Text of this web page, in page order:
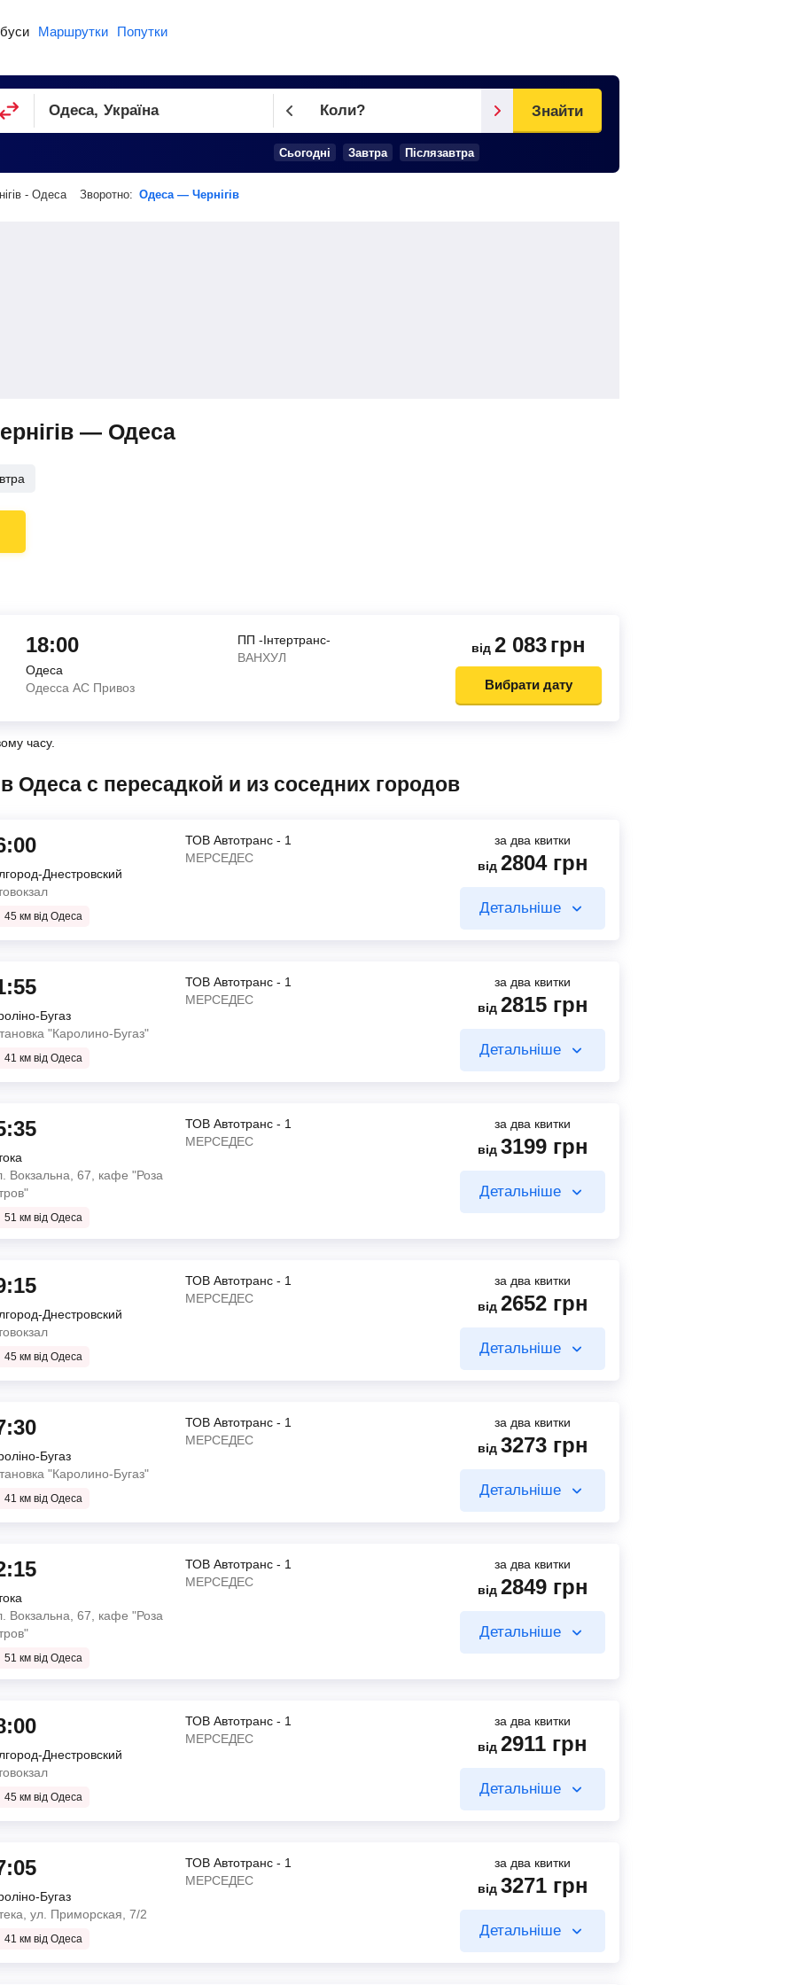
Маршрутки Попутки
Коли?
Cьогодні Завтра Післязавтра
Знайти
- Одеса Зворотно: Одеса — Чернігів
— Одеса
18:00
Одеса
Одесса АС Привоз
ПП -Інтертранс-
ВАНХУЛ
від 2 083грн
Вибрати дату
часу.
в Одеса с пересадкой и из соседних городов
Днестровский
45 км від Одеса
ТОВ Автотранс - 1
МЕРСЕДЕС
за два квитки
від 2804 грн
Детальніше
проспект Науки, 1/2,
Бугаз
"Каролино-Бугаз"
41 км від Одеса
ТОВ Автотранс - 1
МЕРСЕДЕС
за два квитки
від 2815 грн
Детальніше
МЕРСЕДЕС
проспект Науки, 1/2,
від1931 грн
Вокзальна, 67, кафе "Роза
51 км від Одеса
ТОВ Автотранс - 1
МЕРСЕДЕС
за два квитки
від 3199 грн
Детальніше
Днестровский
45 км від Одеса
ТОВ Автотранс - 1
МЕРСЕДЕС
за два квитки
від 2652 грн
Детальніше
проспект Науки, 1/2,
Бугаз
"Каролино-Бугаз"
41 км від Одеса
ТОВ Автотранс - 1
МЕРСЕДЕС
за два квитки
від 3273 грн
Детальніше
МЕРСЕДЕС
Симона Петлюри, 32,
від2355 грн
Вокзальна, 67, кафе "Роза
51 км від Одеса
ТОВ Автотранс - 1
МЕРСЕДЕС
за два квитки
від 2849 грн
Детальніше
Днестровский
45 км від Одеса
ТОВ Автотранс - 1
МЕРСЕДЕС
за два квитки
від2911 грн
Детальніше
Бугаз
ул. Приморская, 7/2
41 км від Одеса
ТОВ Автотранс - 1
МЕРСЕДЕС
за два квитки
від 3271 грн
Детальніше